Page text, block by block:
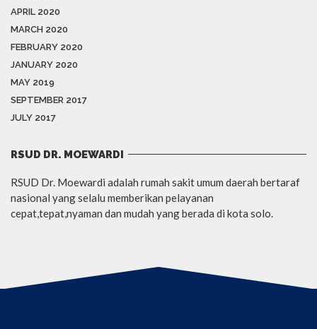
APRIL 2020
MARCH 2020
FEBRUARY 2020
JANUARY 2020
MAY 2019
SEPTEMBER 2017
JULY 2017
RSUD DR. MOEWARDI
RSUD Dr. Moewardi adalah rumah sakit umum daerah bertaraf
nasional yang selalu memberikan pelayanan
cepat,tepat,nyaman dan mudah yang berada di kota solo.